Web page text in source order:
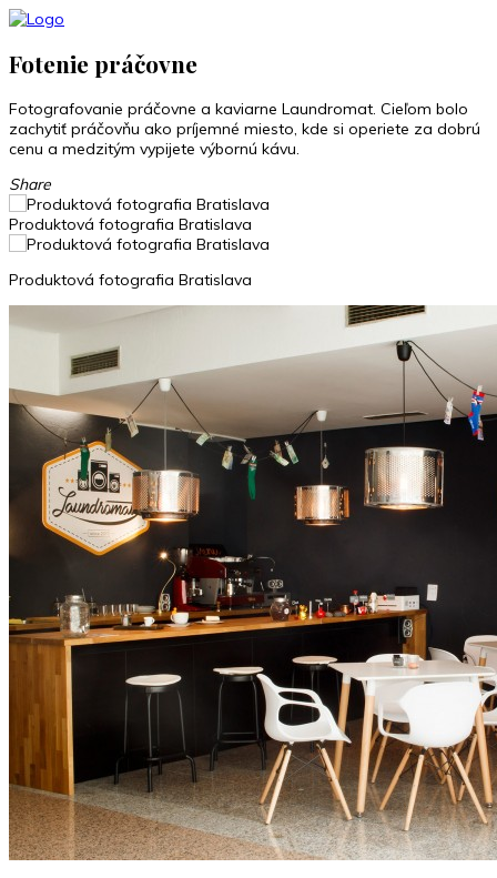
Fotenie práčovne
Fotografovanie práčovne a kaviarne Laundromat. Cieľom bolo
zachytiť práčovňu ako príjemné miesto, kde si operiete za dobrú
cenu a medzitým vypijete výbornú kávu.
Share
Produktová fotografia Bratislava
Produktová fotografia Bratislava